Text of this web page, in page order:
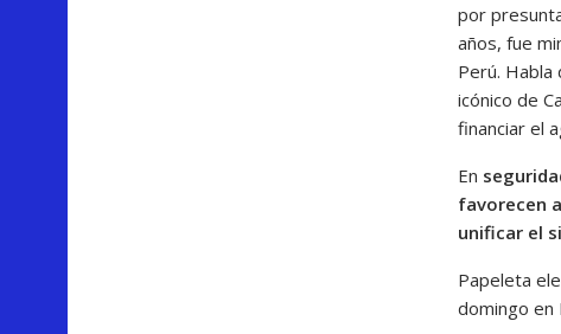
por
años, fue
Perú.
icónico de
financiar el
En
favorecen
unificar el
Papeleta
domingo en